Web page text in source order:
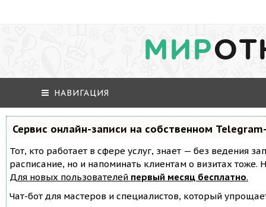
МИР
НАВИГАЦИЯ
Сервис онлайн-записи на собственном
Тот, кто работает в сфере услуг, знает — без ведения
расписание, но и напоминать клиентам о визитах
Для новых пользователей первый месяц бесплатно.
Чат-бот для мастеров и специалистов, который